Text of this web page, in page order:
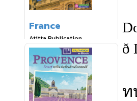
ð
ท